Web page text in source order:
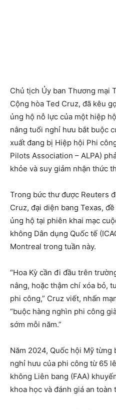
Chủ tịch Ủy ban Thương mại
Cộng hòa Ted Cruz, đã kêu
ủng hộ nỗ lực của một hiệp
nâng tuổi nghỉ hưu bắt buộc
xuất đang bị Hiệp hội Phi
Pilots Association – ALPA)
khỏe và suy giảm nhận thức
Trong bức thư được Reuters
Cruz, đại diện bang Texas,
ủng hộ tại phiên khai mạc
không Dân dụng Quốc tế
Montreal trong tuần này.
“Hoa Kỳ cần đi đầu trên
nâng, hoặc thậm chí xóa bỏ,
phi công,” Cruz viết, nhấn
“buộc hàng nghìn phi công
sớm mỗi năm.”
Năm 2024, Quốc hội Mỹ từng
nghỉ hưu của phi công từ 65
không Liên bang (FAA)
khoa học và đánh giá an